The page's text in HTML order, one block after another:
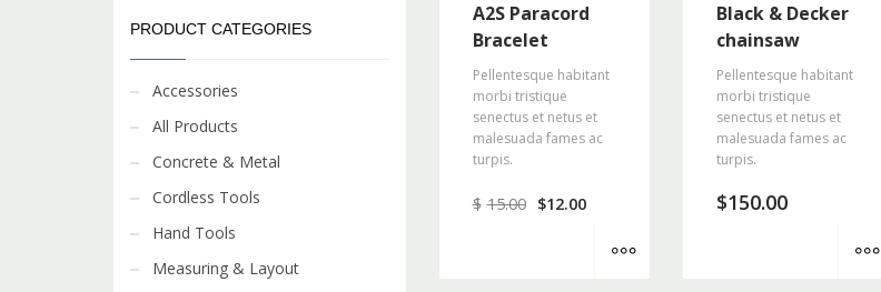
A2S Paracord
Bracelet
Pellentesque habitant
morbi tristique
senectus et netus et
malesuada fames ac
turpis.
$ 15.00 $12.00
Black & Decker
chainsaw
Pellentesque habitant
morbi tristique
senectus et netus et
malesuada fames ac
turpis.
$150.00
PRODUCT CATEGORIES
Accessories
All Products
Concrete & Metal
Cordless Tools
Hand Tools
Measuring & Layout